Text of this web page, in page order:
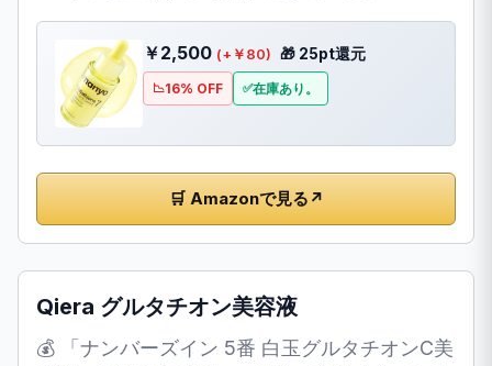
￥2,500 (+￥80) 🎁 25pt還元
16% OFF 在庫あり。
🛒 Amazonで見る ↗
Qiera グルタチオン美容液
💰 「ナンバーズイン 5番 白玉グルタチオンC美